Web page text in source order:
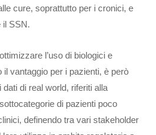
cure, soprattutto per i cronici, e
il SSN.
l’uso di biologici e
vantaggio per i pazienti, è però
di real world, riferiti alla
di pazienti poco
definendo tra vari stakeholder